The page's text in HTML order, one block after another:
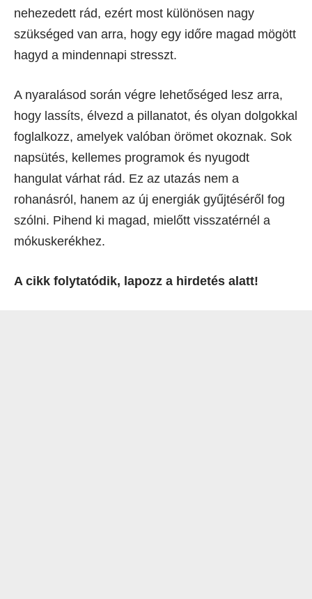
nehezedett rád, ezért most különösen nagy
szükséged van arra, hogy egy időre magad mögött
hagyd a mindennapi stresszt.
A nyaralásod során végre lehetőséged lesz arra,
hogy lassíts, élvezd a pillanatot, és olyan dolgokkal
foglalkozz, amelyek valóban örömet okoznak. Sok
napsütés, kellemes programok és nyugodt
hangulat várhat rád. Ez az utazás nem a
rohanásról, hanem az új energiák gyűjtéséről fog
szólni. Pihend ki magad, mielőtt visszatérnél a
mókuskerékhez.
A cikk folytatódik, lapozz a hirdetés alatt!